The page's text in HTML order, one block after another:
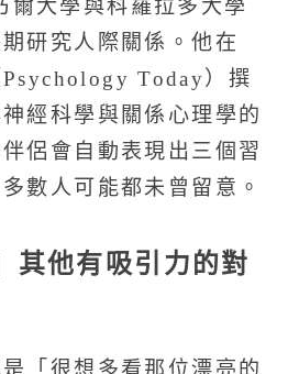
爾大學與科羅拉多大學
研究人際關係。他在
Psychology Today）撰
經科學與關係心理學的
侶會自動表現出三個習
數人可能都未曾留意。
其他有吸引力的對
「很想多看那位漂亮的